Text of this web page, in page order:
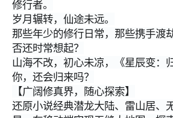
修行者。
岁月辗转，仙途未远。
那些年少的修行日常，那些携手渡
否还时常想起？
山海不改，初心未凉，《星辰变：
你，还会归来吗？
【广阔修真界，随心探索】
还原小说经典潜龙大陆、雷山居、